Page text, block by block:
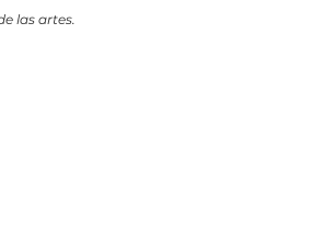
las artes.